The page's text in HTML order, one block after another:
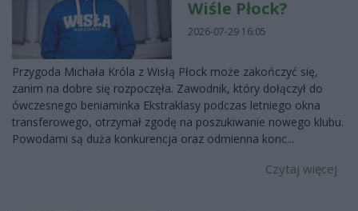
Wiśle Płock?
2026-07-29 16:05
Przygoda Michała Króla z Wisłą Płock może zakończyć się,
zanim na dobre się rozpoczęła. Zawodnik, który dołączył do
ówczesnego beniaminka Ekstraklasy podczas letniego okna
transferowego, otrzymał zgodę na poszukiwanie nowego klubu.
Powodami są duża konkurencja oraz odmienna konc...
Czytaj więcej